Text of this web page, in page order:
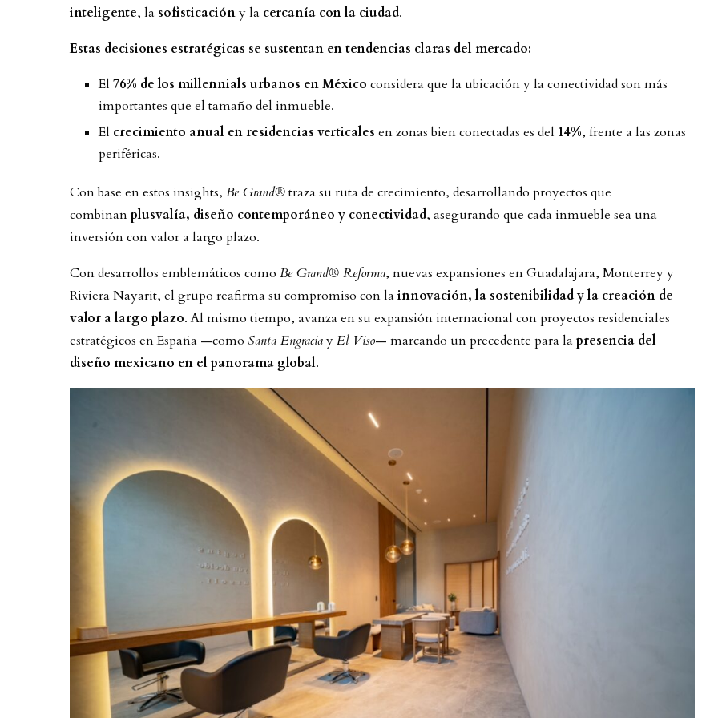
inteligente, la sofisticacióny la cercanía con la ciudad.
Estas decisiones estratégicas se sustentan en tendencias claras del mercado:
El 76% de los millennials urbanos en México considera que la ubicación y la conectividad son más
importantes que el tamaño del inmueble.
El crecimiento anual en residencias verticales en zonas bien conectadas es del 14%, frente a las zonas
periféricas.
Con base en estos insights, Be Grand®traza su ruta de crecimiento, desarrollando proyectos que
combinanplusvalía, diseño contemporáneo y conectividad, asegurando que cada inmueble sea una
inversión con valor a largo plazo.
Con desarrollos emblemáticos como Be Grand® Reforma, nuevas expansiones en Guadalajara, Monterrey y
Riviera Nayarit, el grupo reafirma su compromiso con la innovación, la sostenibilidad y la creación de
valor a largo plazo. Al mismo tiempo, avanza en su expansión internacional con proyectos residenciales
estratégicos en España —como Santa EngraciayEl Viso— marcando un precedente para la presencia del
diseño mexicano en el panorama global.